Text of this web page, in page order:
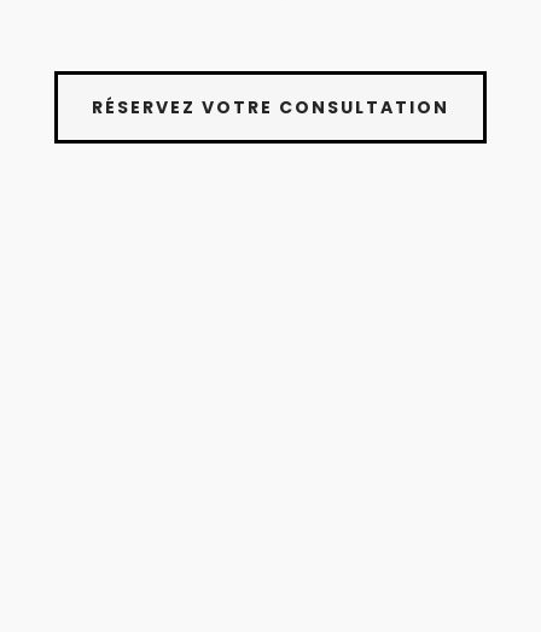
RÉSERVEZ VOTRE CONSULTATION